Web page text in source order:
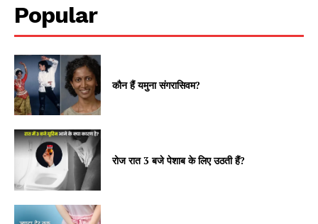
Popular
कौन हैं यमुना संगरासिवम?
रोज रात 3 बजे पेशाब के लिए उठती हैं?